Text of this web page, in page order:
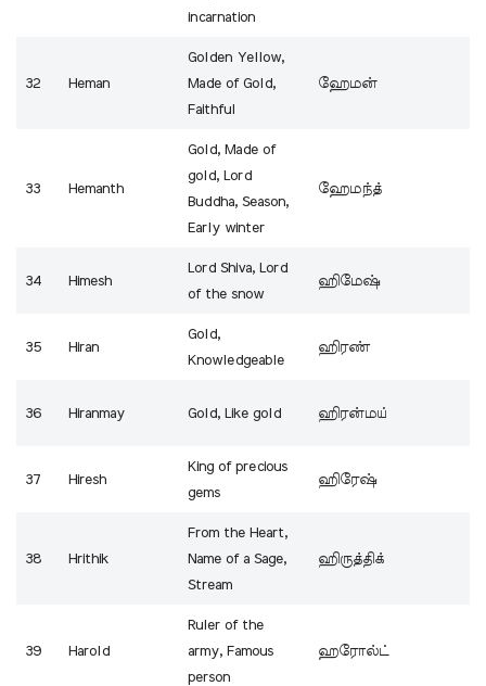
incarnation
32 Heman
Golden Yellow,
Made of Gold,
Faithful
ஹேமன்
33 Hemanth
Gold, Made of
gold, Lord
Buddha, Season,
Early winter
ஹேமந்த்
34 Himesh
Lord Shiva, Lord
of the snow
ஹிமேஷ்
35 Hiran
Gold,
Knowledgeable
ஹிரண்
36 Hiranmay Gold, Like gold ஹிரன்மய்
37 Hiresh
King of precious
gems
ஹிரேஷ்
38 Hrithik
From the Heart,
Name of a Sage,
Stream
ஹிருத்திக்
39 Harold
Ruler of the
army, Famous
person
ஹரோல்ட்